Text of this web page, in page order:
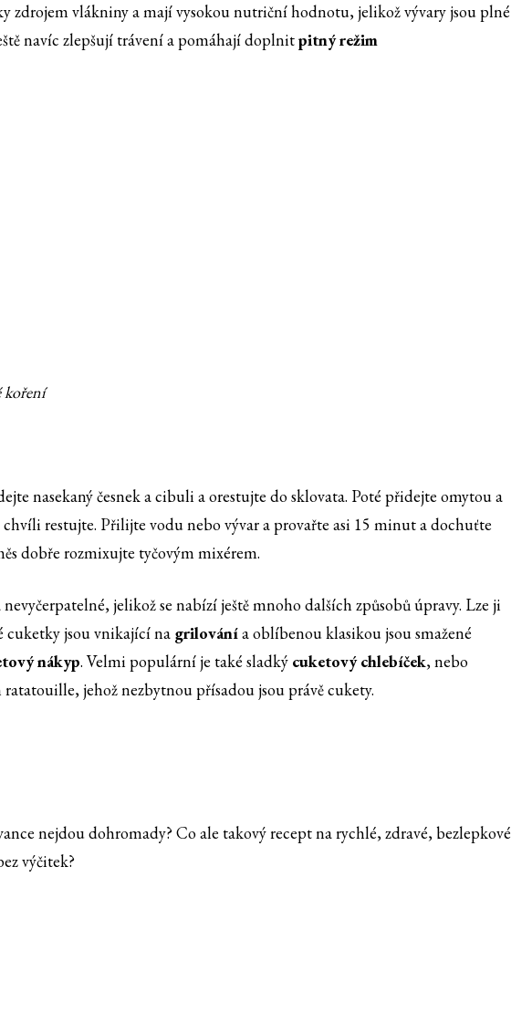
zdrojem vlákniny a mají vysokou nutriční hodnotu, jelikož vývary jsou plné
navíc zlepšují trávení a pomáhají doplnitpitný režim
koření
nasekaný česnek a cibuli a orestujte do sklovata. Poté přidejte omytou a
restujte. Přilijte vodu nebo vývar a provařte asi 15 minut a dochuťte
dobře rozmixujte tyčovým mixérem.
jelikož se nabízí ještě mnoho dalších způsobů úpravy. Lze ji
cuketky jsou vnikající na grilovánía oblíbenou klasikou jsou smažené
nákyp. Velmi populární je také sladký cuketový chlebíček, nebo
jehož nezbytnou přísadou jsou právě cukety.
nejdou dohromady? Co ale takový recept na rychlé, zdravé, bezlepkové
výčitek?